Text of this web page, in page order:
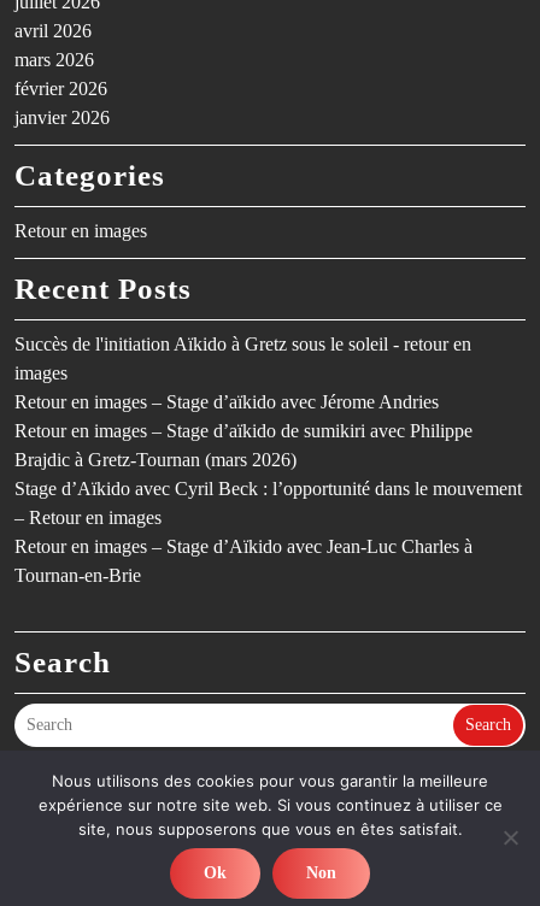
avril 2026
mars 2026
février 2026
janvier 2026
Categories
Retour en images
Recent Posts
Succès de l'initiation Aïkido à Gretz sous le soleil - retour en
images
Retour en images – Stage d’aïkido avec Jérome Andries
Retour en images – Stage d’aïkido de sumikiri avec Philippe
Brajdic à Gretz-Tournan (mars 2026)
Stage d’Aïkido avec Cyril Beck : l’opportunité dans le mouvement
– Retour en images
Retour en images – Stage d’Aïkido avec Jean-Luc Charles à
Tournan-en-Brie
Search
Search
©SCGT Aïkido – Aïkido en Seine-et-Marne (77) – Dojo de Gretz-
Armainvilliers & Tournan-en-Brie - Thème FitnessBy Ovation
Themes
Nous utilisons des cookies pour vous garantir la meilleure
expérience sur notre site web. Si vous continuez à utiliser ce
site, nous supposerons que vous en êtes satisfait.
Ok Non